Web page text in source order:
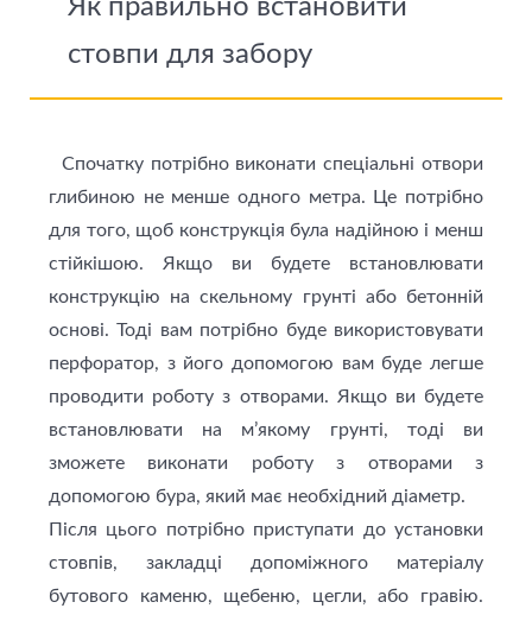
Як правильно встановити
стовпи для забору
Спочатку потрібно виконати спеціальні отвори
глибиною не менше одного метра. Це потрібно
для того, щоб конструкція була надійною і менш
стійкішою. Якщо ви будете встановлювати
конструкцію на скельному грунті або бетонній
основі. Тоді вам потрібно буде використовувати
перфоратор, з його допомогою вам буде легше
проводити роботу з отворами. Якщо ви будете
встановлювати на м’якому грунті, тоді ви
зможете виконати роботу з отворами з
допомогою бура, який має необхідний діаметр.
Після цього потрібно приступати до установки
стовпів, закладці допоміжного матеріалу
бутового каменю, щебеню, цегли, або гравію.